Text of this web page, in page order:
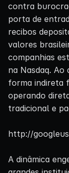
contra
porta de
recibos
valores
companhias
na Nasdaq. Ao
forma indireta
operando
tradicional e
http://
A dinâmica